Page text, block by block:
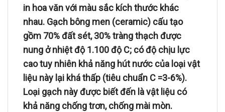
in hoa văn với màu sắc kích thước khác
nhau. Gạch bông men (ceramic) cấu tạo
gồm 70% đất sét, 30% tràng thạch được
nung ở nhiệt độ 1.100 độ C; có độ chịu lực
cao tuy nhiên khả năng hút nước của loại vật
liệu này lại khá thấp (tiêu chuẩn C =3-6%).
Loại gạch này được biết đến là vật liệu có
khả năng chống trơn, chống mài mòn.